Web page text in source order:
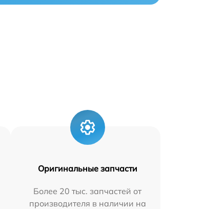
Оригинальные запчасти
Более 20 тыс. запчастей от
производителя в наличии на